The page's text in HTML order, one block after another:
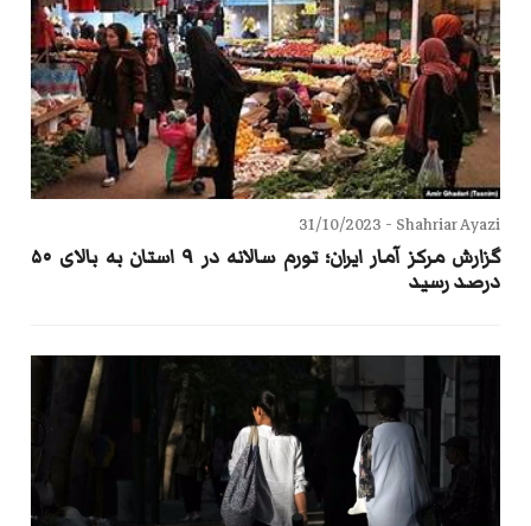
Shahriar Ayazi -
31/10/2023
گزارش مرکز آمار ایران؛ تورم سالانه در ۹ استان به بالای ۵۰
درصد رسید